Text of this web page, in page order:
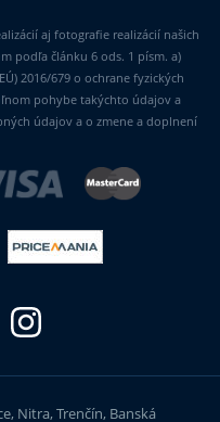
aj fotografie realizácií našich
podľa článku 6 ods. 1 písm. a)
2016/679 o ochrane fyzických
pohybe takýchto údajov a
údajov a o zmene a doplnení
Nitra, Trenčín, Banská